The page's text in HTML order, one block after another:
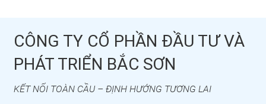
CÔNG TY CỔ PHẦN ĐẦU TƯ VÀ
PHÁT TRIỂN BẮC SƠN
KẾT NỐI TOÀN CẦU – ĐỊNH HƯỚNG TƯƠNG LAI